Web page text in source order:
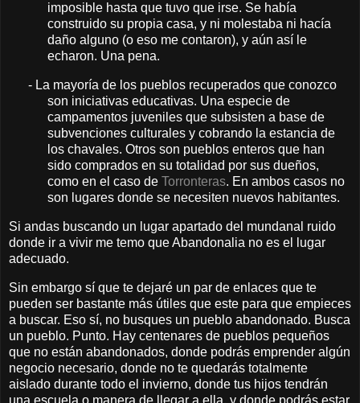
imposible hasta que tuvo que irse. Se había
construido su propia casa, y ni molestaba ni hacía
daño alguno (o eso me contaron), y aún así le
echaron. Una pena.
- La mayoría de los pueblos recuperados que conozco
son iniciativas educativas. Una especie de
campamentos juveniles que subsisten a base de
subvenciones culturales y cobrando la estancia de
los chavales. Otros son pueblos enteros que han
sido comprados en su totalidad por sus dueños,
como en el caso de Torronteras. En ambos casos no
son lugares donde se necesiten nuevos habitantes.
Si andas buscando un lugar apartado del mundanal ruido
donde ir a vivir me temo que Abandonalia no es el lugar
adecuado.
Sin embargo sí que te dejaré un par de enlaces que te
pueden ser bastante más útiles que este para que empieces
a buscar. Eso sí, no busques un pueblo abandonado. Busca
un pueblo. Punto. Hay centenares de pueblos pequeños
que no están abandonados, donde podrás emprender algún
negocio necesario, donde no te quedarás totalmente
aislado durante todo el invierno, donde tus hijos tendrán
una escuela o manera de llegar a ella, y donde podrás estar